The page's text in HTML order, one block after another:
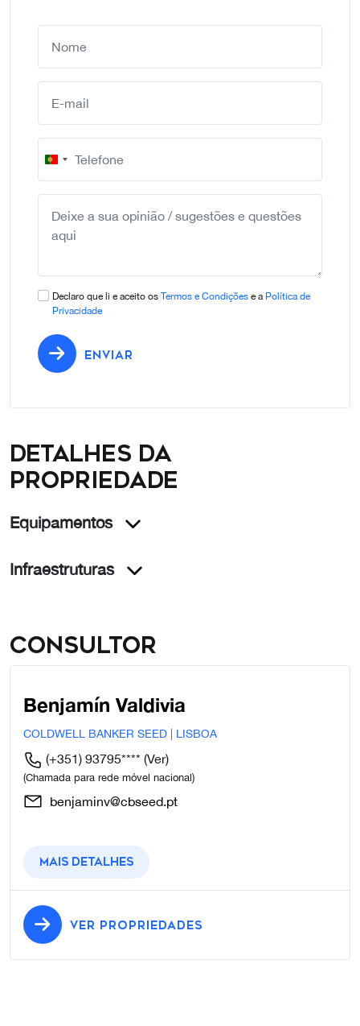
Portugal
+351
Declaro que li e aceito os Termos e Condições e a Política de
Privacidade
ENVIAR
Detalhes da
propriedade
Equipamentos
Infraestruturas
Consultor
Benjamín Valdivia
COLDWELL BANKER SEED | LISBOA
(+351) 93795**** (Ver)
(Chamada para rede móvel nacional)
benjaminv@cbseed.pt
Mais detalhes
VER PROPRIEDADES